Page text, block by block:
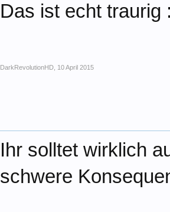
Das ist echt traurig
DarkRevolutionHD 10 April 2015
Ihr solltet wirklich
schwere